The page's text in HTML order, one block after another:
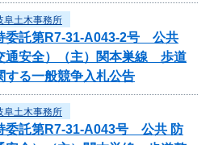
阜土木事務所
委託第R7-31-A043-2号 公共
通安全）（主）関本巣線 歩道
する一般競争入札公告
阜土木事務所
委託第R7-31-A043号 公共 防